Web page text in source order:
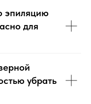
эпиляцию
для
убрать